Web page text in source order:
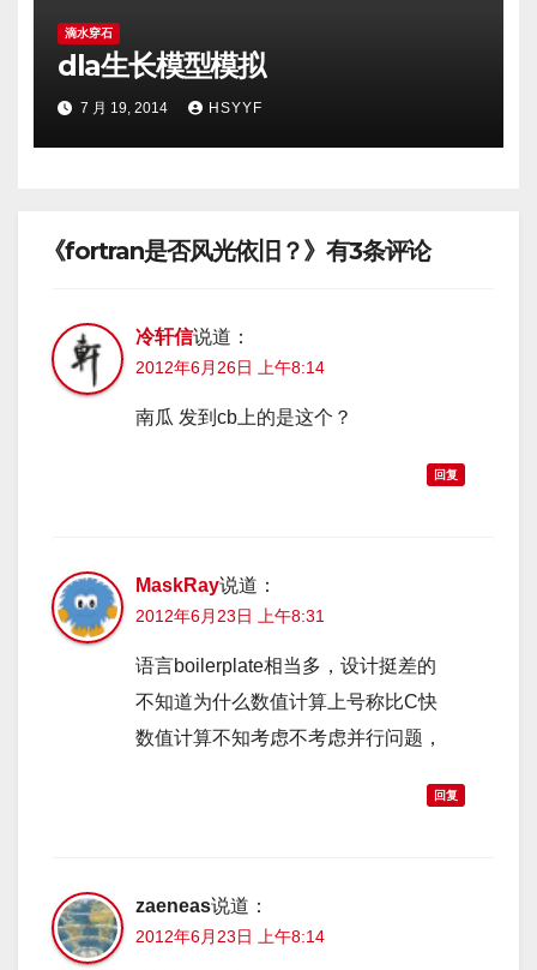
滴水穿石
dla生长模型模拟
7 月 19, 2014 HSYYF
《fortran是否风光依旧？》有3条评论
冷轩信说道：
2012年6月26日 上午8:14
南瓜 发到cb上的是这个？
回复
MaskRay说道：
2012年6月23日 上午8:31
语言boilerplate相当多，设计挺差的
不知道为什么数值计算上号称比C快
数值计算不知考虑不考虑并行问题，
回复
zaeneas说道：
2012年6月23日 上午8:14